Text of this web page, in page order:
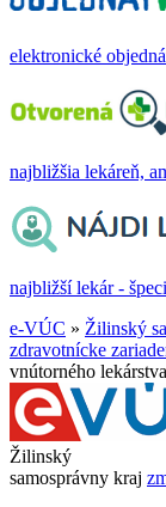
elektronické
najbližšia lekáreň,
najbližší lekár -
e-VÚC » Žilinský
zdravotnícke
vnútorného
Žilinský
samosprávny kraj